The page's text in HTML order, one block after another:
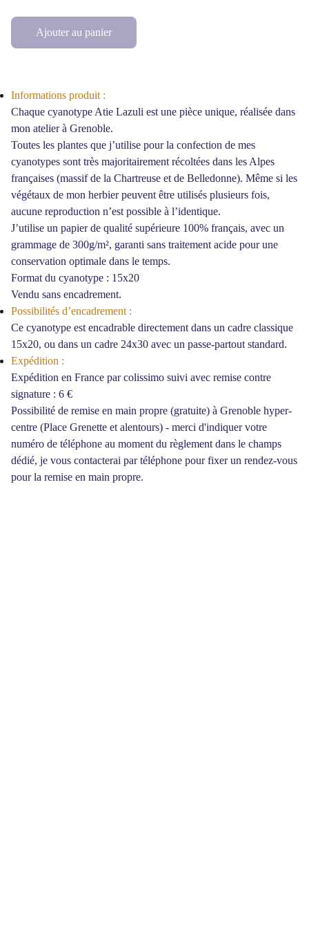
Ajouter au panier
Informations produit :
Chaque cyanotype Atie Lazuli est une pièce unique, réalisée dans
mon atelier à Grenoble.
Toutes les plantes que j’utilise pour la confection de mes
cyanotypes sont très majoritairement récoltées dans les Alpes
françaises (massif de la Chartreuse et de Belledonne). Même si les
végétaux de mon herbier peuvent être utilisés plusieurs fois,
aucune reproduction n’est possible à l’identique.
J’utilise un papier de qualité supérieure 100% français, avec un
grammage de 300g/m², garanti sans traitement acide pour une
conservation optimale dans le temps.
Format du cyanotype : 15x20
Vendu sans encadrement.
Possibilités d’encadrement :
Ce cyanotype est encadrable directement dans un cadre classique
15x20, ou dans un cadre 24x30 avec un passe-partout standard.
Expédition :
Expédition en France par colissimo suivi avec remise contre
signature : 6 €
Possibilité de remise en main propre (gratuite) à Grenoble hyper-
centre (Place Grenette et alentours) - merci d'indiquer votre
numéro de téléphone au moment du règlement dans le champs
dédié, je vous contacterai par téléphone pour fixer un rendez-vous
pour la remise en main propre.